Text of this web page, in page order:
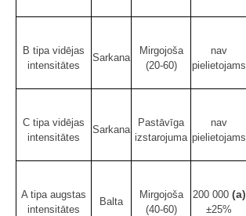
B tipa vidējas
intensitātes
Sarkana
Mirgojoša
(20-60)
nav
pielietojams
C tipa vidējas
intensitātes
Sarkana
Pastāvīga
izstarojuma
nav
pielietojams
A tipa augstas
intensitātes
Balta
Mirgojoša
(40-60)
200 000 (a)
±25%